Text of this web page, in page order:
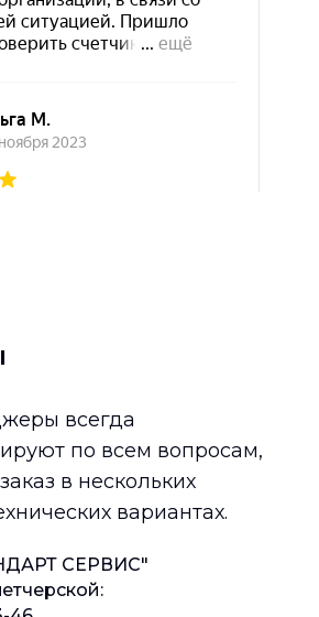
всегда
по всем вопросам,
в нескольких
вариантах.
СЕРВИС"